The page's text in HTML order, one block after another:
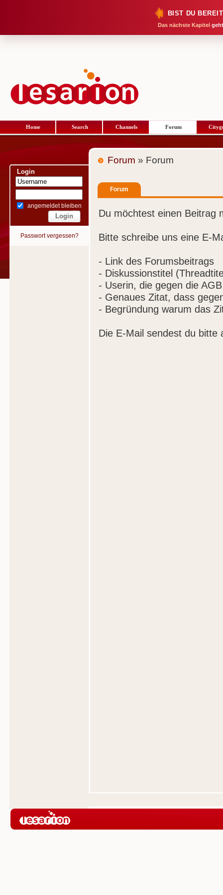
BIST DU
Das nächste Kapitel
Home Search Channels Forum
Login
angemeldet bleiben
Passwort vergessen?
Forum » Forum
Forum
Du möchtest einen Beitrag
Bitte schreibe uns eine E-
- Link des Forumsbeitrags
- Diskussionstitel
- Userin, die gegen die
- Genaues Zitat, dass
- Begründung warum das
Die E-Mail sendest du bitte